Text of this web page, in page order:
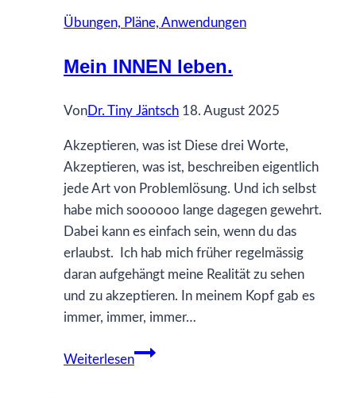
Übungen, Pläne, Anwendungen
Mein INNEN leben.
VonDr. Tiny Jäntsch 18. August 2025
Akzeptieren, was ist Diese drei Worte,
Akzeptieren, was ist, beschreiben eigentlich
jede Art von Problemlösung. Und ich selbst
habe mich soooooo lange dagegen gewehrt.
Dabei kann es einfach sein, wenn du das
erlaubst. Ich hab mich früher regelmässig
daran aufgehängt meine Realität zu sehen
und zu akzeptieren. In meinem Kopf gab es
immer, immer, immer…
Weiterlesen
Mein